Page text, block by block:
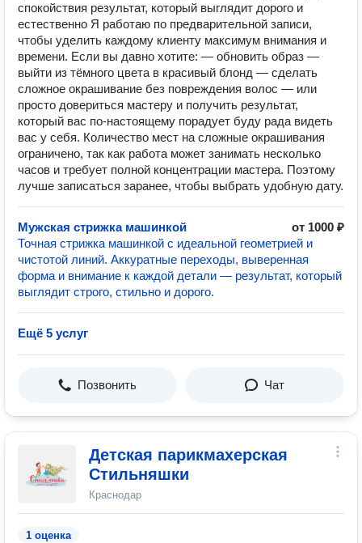
спокойствия результат, который выглядит дорого и
естественно Я работаю по предварительной записи,
чтобы уделить каждому клиенту максимум внимания и
времени. Если вы давно хотите: — обновить образ —
выйти из тёмного цвета в красивый блонд — сделать
сложное окрашивание без повреждения волос — или
просто довериться мастеру и получить результат,
который вас по-настоящему порадует буду рада видеть
вас у себя. Количество мест на сложные окрашивания
ограничено, так как работа может занимать несколько
часов и требует полной концентрации мастера. Поэтому
лучше записаться заранее, чтобы выбрать удобную дату.
Мужская стрижка машинкой
от 1000 ₽
Точная стрижка машинкой с идеальной геометрией и
чистотой линий. Аккуратные переходы, выверенная
форма и внимание к каждой детали — результат, который
выглядит строго, стильно и дорого.
Ещё 5 услуг
Позвонить Чат
Детская парикмахерская
Стильняшки
Краснодар
1 оценка